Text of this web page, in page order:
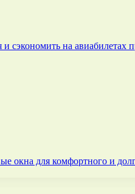
сэкономить на авиабилетах
окна для комфортного и